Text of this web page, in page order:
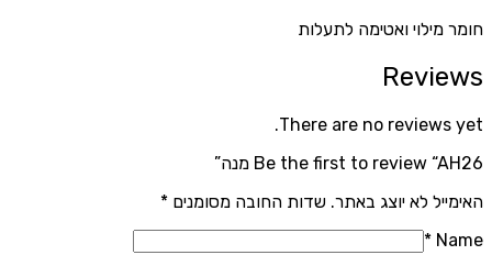
חומר מילוי ואטימה לתעלות
Reviews
There are no reviews yet.
Be the first to review “AH26 מנה”
האימייל לא יוצג באתר. שדות החובה מסומנים *
Name
*